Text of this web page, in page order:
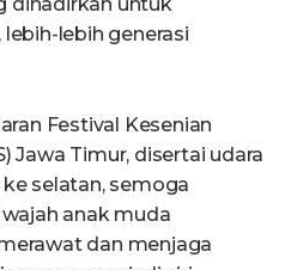
lebih generasi
Festival Kesenian
Jawa Timur, disertai udara
selatan, semoga
anak muda
dan menjaga